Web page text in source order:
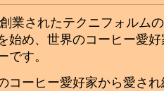
業されたテクニフォルム
始め、世界のコーヒー愛
です。
コーヒー愛好家から愛さ